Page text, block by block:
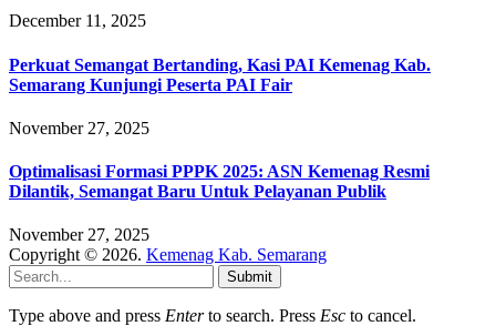
December 11, 2025
Perkuat Semangat Bertanding, Kasi PAI Kemenag Kab.
Semarang Kunjungi Peserta PAI Fair
November 27, 2025
Optimalisasi Formasi PPPK 2025: ASN Kemenag Resmi
Dilantik, Semangat Baru Untuk Pelayanan Publik
November 27, 2025
Copyright © 2026. Kemenag Kab. Semarang
Submit
Type above and press Enterto search. Press Esc to cancel.